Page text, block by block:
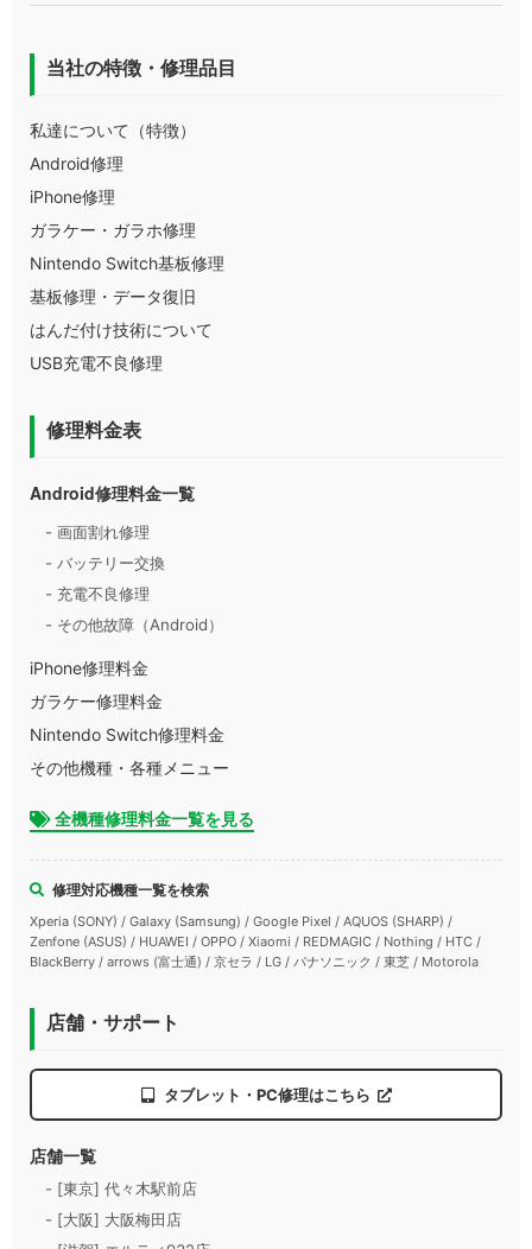
当社の特徴・修理品目
私達について（特徴）
Android修理
iPhone修理
ガラケー・ガラホ修理
Nintendo Switch基板修理
基板修理・データ復旧
はんだ付け技術について
USB充電不良修理
修理料金表
Android修理料金一覧
- 画面割れ修理
- バッテリー交換
- 充電不良修理
- その他故障（Android）
iPhone修理料金
ガラケー修理料金
Nintendo Switch修理料金
その他機種・各種メニュー
全機種修理料金一覧を見る
修理対応機種一覧を検索
Xperia (SONY) / Galaxy (Samsung) / Google Pixel / AQUOS (SHARP) /
Zenfone (ASUS) / HUAWEI / OPPO / Xiaomi / REDMAGIC / Nothing / HTC /
BlackBerry / arrows (富士通) / 京セラ / LG / パナソニック / 東芝 / Motorola
店舗・サポート
タブレット・PC修理はこちら
店舗一覧
- [東京] 代々木駅前店
- [大阪] 大阪梅田店